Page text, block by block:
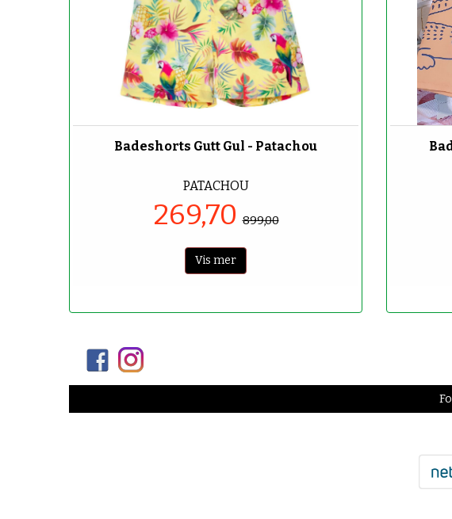
Badeshorts Gutt Gul - Patachou
PATACHOU
269,70899,00
Vis mer